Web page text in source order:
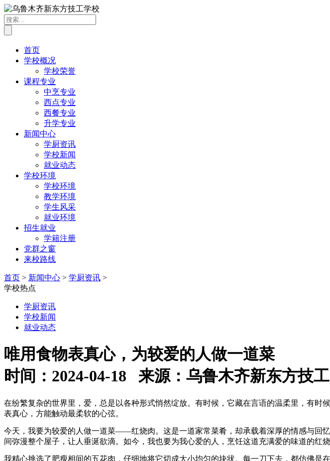
首页
学校概况
学校荣誉
课程专业
中烹专业
西点专业
西餐专业
升学专业
新闻中心
学厨资讯
学校新闻
就业动态
学校环境
学校环境
教学环境
学生风采
就业环境
招生就业
学籍注册
党群之窗
来校路线
首页 > 新闻中心 > 学厨资讯 >
学校热点
学厨资讯
学校新闻
就业动态
唯用食物表真心，为较爱的人做一道菜
时间：2024-04-18 来源：乌鲁木齐新东方技
在纷繁复杂的世界里，爱，总是以各种形式悄然绽放。有时候，它藏在言语的温柔里，有
表真心，方能触动最柔软的心弦。
今天，我要为较爱的人做一道菜——红烧肉。这是一道家常菜肴，却承载着深厚的情感与回
间弥漫整个屋子，让人垂涎欲滴。如今，我也要为我心爱的人，烹饪这道充满爱的味道的红烧
我精心挑选了肥瘦相间的五花肉，仔细地将它切成大小均匀的块状。每一刀下去，都仿佛